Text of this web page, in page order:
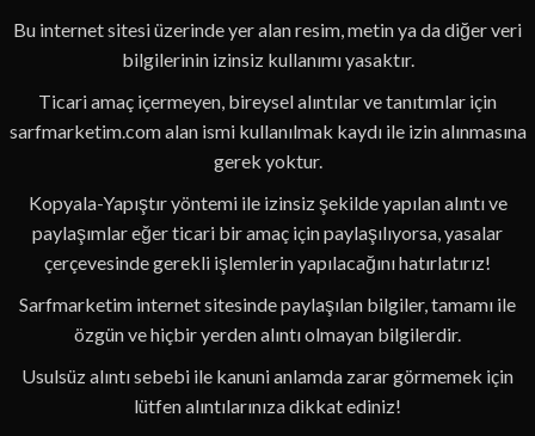
Bu internet sitesi üzerinde yer alan resim, metin ya da diğer veri
bilgilerinin izinsiz kullanımı yasaktır.
Ticari amaç içermeyen, bireysel alıntılar ve tanıtımlar için
sarfmarketim.com alan ismi kullanılmak kaydı ile izin alınmasına
gerek yoktur.
Kopyala-Yapıştır yöntemi ile izinsiz şekilde yapılan alıntı ve
paylaşımlar eğer ticari bir amaç için paylaşılıyorsa, yasalar
çerçevesinde gerekli işlemlerin yapılacağını hatırlatırız!
Sarfmarketim internet sitesinde paylaşılan bilgiler, tamamı ile
özgün ve hiçbir yerden alıntı olmayan bilgilerdir.
Usulsüz alıntı sebebi ile kanuni anlamda zarar görmemek için
lütfen alıntılarınıza dikkat ediniz!